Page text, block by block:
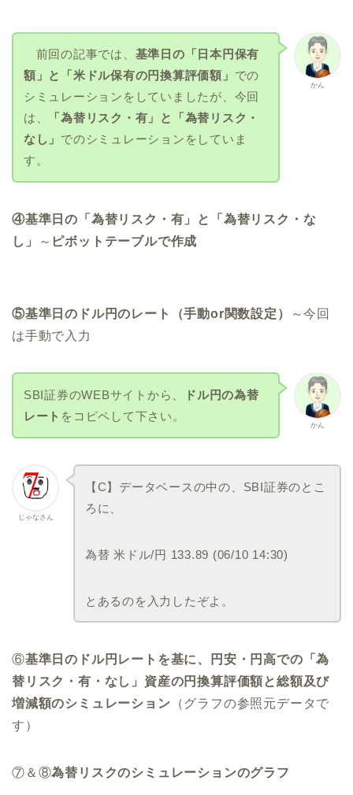
かん
前回の記事では、 基準日の「日本円保有
額」と「米ドル保有の円換算評価額」 での
シミュレーションをしていましたが、今回
は、
「為替リスク・有」と「為替リスク・
なし」 でのシミュレーションをしていま
す。
④基準日の「為替リスク・有」と「為替リスク・な
し」
～ ピボットテーブルで作成
⑤基準日のドル円のレート（手動or関数設定）
～今回
は手動で入力
かん
SBI証券のWEBサイトから、
ドル円の為替
レート をコピペして下さい。
じゃなさん
【C】データベースの中の、SBI証券のとこ
ろに、
為替 米ドル/円 133.89 (06/10 14:30)
とあるのを入力したぞよ。
⑥基準日のドル円レートを基に、円安・円高での「為
替リスク・有・なし」資産の円換算評価額と総額及び
増減額のシミュレーション （グラフの参照元データで
す）
⑦＆⑧為替リスクのシミュレーションのグラフ